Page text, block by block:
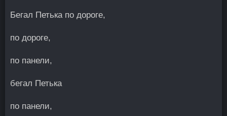
Бегал Петька по дороге,
по дороге,
по панели,
бегал Петька
по панели,